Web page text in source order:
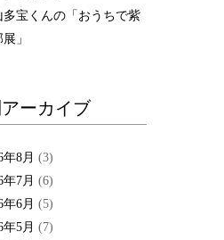
多宝くんの「おうちで紫
」
アーカイブ
年8月 (3)
年7月 (6)
年6月 (5)
年5月 (7)